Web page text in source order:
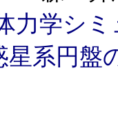
力学シ
星系円盤